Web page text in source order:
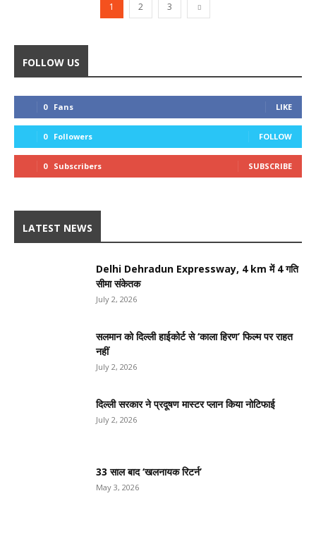
1 2 3
FOLLOW US
0 Fans LIKE
0 Followers FOLLOW
0 Subscribers SUBSCRIBE
LATEST NEWS
Delhi Dehradun Expressway, 4 km में 4 गति
सीमा संकेतक
July 2, 2026
सलमान को दिल्ली हाईकोर्ट से ‘काला हिरण’ फिल्म पर राहत
नहीं
July 2, 2026
दिल्ली सरकार ने प्रदूषण मास्टर प्लान किया नोटिफाई
July 2, 2026
33 साल बाद ‘खलनायक रिटर्न’
May 3, 2026